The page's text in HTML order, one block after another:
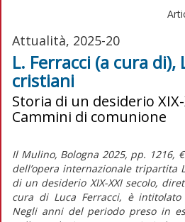
Attualità, 2025-20
L. Ferracci (a cura
cristiani
Storia di un desiderio
Cammini di comunione
Il Mulino, Bologna 2025, pp. 1216,
dell’opera internazionale tripartita
di un desiderio XIX-XXI secolo,
cura di Luca Ferracci, è
Negli anni del periodo preso in